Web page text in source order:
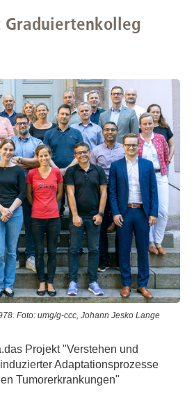
Graduiertenkolleg
Foto: umg/g-ccc, Johann Jesko Lange
Projekt "Verstehen und
Adaptationsprozesse
Tumorerkrankungen"